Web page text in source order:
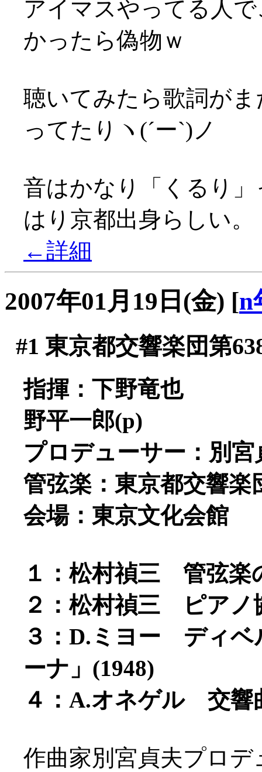
アイマスやってる人
かったら偽物ｗ
聴いてみたら歌詞が
ってたりヽ(´ー`)ノ
音はかなり「くるり
はり京都出身らしい。
←詳細
2007年01月19日(金) [n
#1 東京都交響楽団第
指揮：下野竜也
野平一郎(p)
プロデューサー：別宮
管弦楽：東京都交響楽
会場：東京文化会館
１：松村禎三 管弦楽
２：松村禎三 ピアノ
３：D.ミヨー ディベ
ーナ」(1948)
４：A.オネゲル 交響
作曲家別宮貞夫プロ